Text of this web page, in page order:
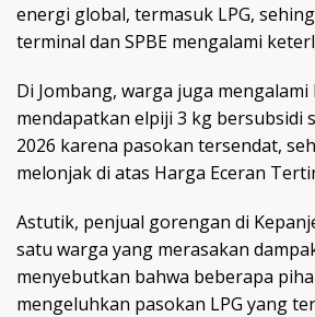
energi global, termasuk LPG,
terminal dan SPBE mengalami
Di Jombang, warga juga
mendapatkan elpiji 3 kg bersubsidi
2026 karena pasokan tersendat,
melonjak di atas Harga Eceran
Astutik, penjual gorengan di
satu warga yang merasakan
menyebutkan bahwa beberapa
mengeluhkan pasokan LPG yang